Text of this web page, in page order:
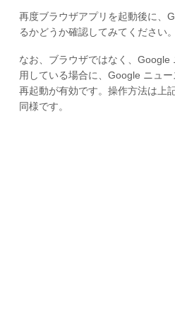
再度ブラウザアプリを起動後に、
るかどうか確認してみてください。
なお、ブラウザではなく、Google
用している場合に、Google ニュー
再起動が有効です。操作方法は上
同様です。